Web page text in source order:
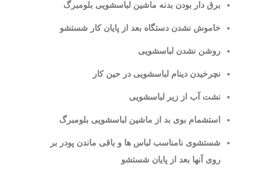
برق دار بودن بدنه ماشین لباسشویی بلومبرگ
خاموش نشدن دستگاه بعد از پایان کار شستشو
روشن نشدن لباسشویی
نچرخیدن دینام لباسشویی در حین کار
نشت آب از زیر لباسشویی
استشمام بوی بد از ماشین لباسشویی بلومبرگ
شستشوی نامناسب لباس ها و باقی ماندن پودر بر
روی آنها بعد از پایان شستشو